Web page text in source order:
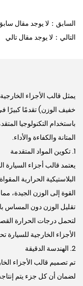
السابق：لا يوجد مقال
التالي：لا يوجد مقال تالي
خفيف الوزن) تقدمًا كبيرًا
باستخدام التكنولوجيا
المتانة والكفاءة والأداء.
1. تكوين المواد المتقدمة
البلاستيكية الحرارية
القوة إلى الوزن الجيدة،
لتحمل درجات الحرارة
الأجزاء الخارجية للسيارة
2. الهندسة الدقيقة
لضمان أن كل جزء يتم